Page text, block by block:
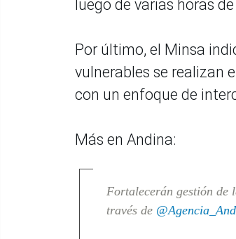
luego de varias horas
Por último, el Minsa
vulnerables se realizan
con un enfoque de
Más en Andina:
Fortalecerán gestión de
través de